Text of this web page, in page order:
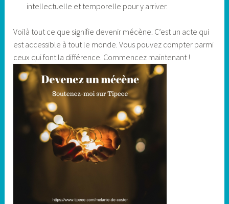
intellectuelle et temporelle pour y arriver.
Voilà tout ce que signifie devenir mécène. C’est un acte qui
est accessible à tout le monde. Vous pouvez compter parmi
ceux qui font la différence. Commencez maintenant !